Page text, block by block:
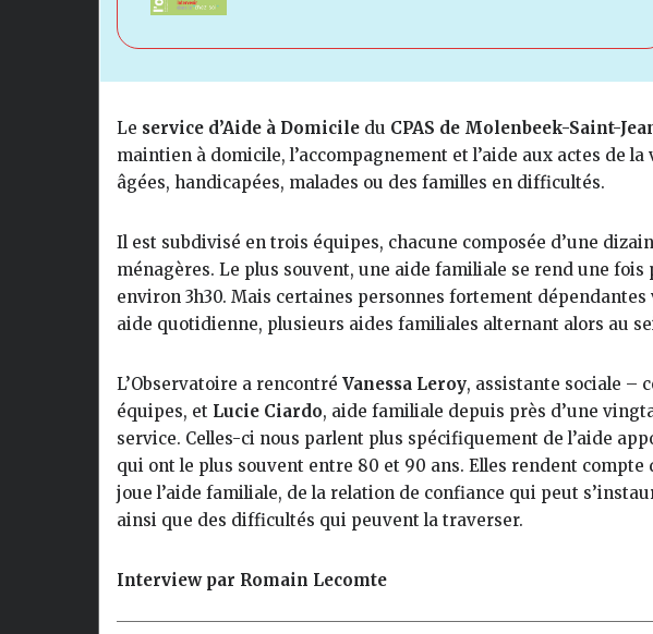
Le service d’Aide à Domicile du CPAS de Molenbeek-Saint-
maintien à domicile, l’accompagnement et l’aide aux actes de
âgées, handicapées, malades ou des familles en difficultés.
Il est subdivisé en trois équipes, chacune composée d’une
ménagères. Le plus souvent, une aide familiale se rend une fois
environ 3h30. Mais certaines personnes fortement dépendantes
aide quotidienne, plusieurs aides familiales alternant alors au
L’Observatoire a rencontré Vanessa Leroy, assistante sociale –
équipes, et Lucie Ciardo, aide familiale depuis près d’une
service. Celles-ci nous parlent plus spécifiquement de l’aide
qui ont le plus souvent entre 80 et 90 ans. Elles rendent
joue l’aide familiale, de la relation de confiance qui peut
ainsi que des difficultés qui peuvent la traverser.
Interview par Romain Lecomte